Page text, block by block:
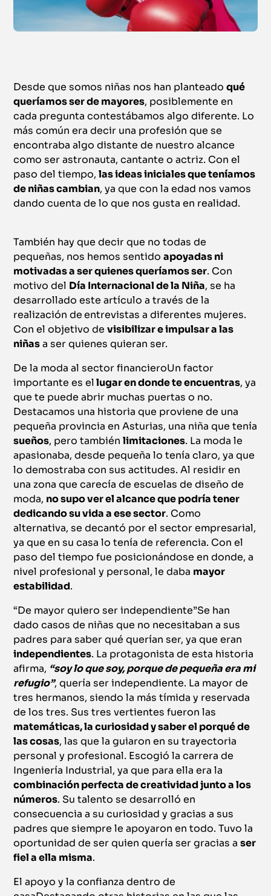
Desde que somos niñas nos han planteadoqué
queríamos ser de mayores, posiblemente en
cada pregunta contestábamos algo diferente. Lo
más común era decir una profesión que se
encontraba algo distante de nuestro alcance
como ser astronauta, cantante o actriz. Con el
paso del tiempo,las ideas iniciales que teníamos
de niñas cambian, ya que con la edad nos vamos
dando cuenta de lo que nos gusta en realidad.
También hay que decir que no todas de
pequeñas, nos hemos sentidoapoyadas ni
motivadas a ser quienes queríamos ser. Con
motivo del Día Internacional de la Niña, se ha
desarrollado este artículo a través de la
realización de entrevistas a diferentes mujeres.
Con el objetivo devisibilizar e impulsar a las
niñasa ser quienes quieran ser.
De la moda al sector financieroUn factor
importante es ellugar en donde te encuentras, ya
que te puede abrir muchas puertas o no.
Destacamos una historia que proviene de una
pequeña provincia en Asturias, una niña que tenía
sueños, pero tambiénlimitaciones. La moda le
apasionaba, desde pequeña lo tenía claro, ya que
lo demostraba con sus actitudes. Al residir en
una zona que carecía de escuelas de diseño de
moda, no supo ver el alcance que podría tener
dedicando su vida a ese sector. Como
alternativa, se decantó por el sector empresarial,
ya que en su casa lo tenía de referencia. Con el
paso del tiempo fue posicionándose en donde, a
nivel profesional y personal, le daba mayor
estabilidad.
“De mayor quiero ser independiente”Se han
dado casos de niñas que no necesitaban a sus
padres para saber qué querían ser, ya que eran
independientes. La protagonista de esta historia
afirma, “soy lo que soy, porque de pequeña era mi
refugio”, quería ser independiente. La mayor de
tres hermanos, siendo la más tímida y reservada
de los tres. Sus tres vertientes fueron las
matemáticas, la curiosidad y saber el porqué de
las cosas, las que la guiaron en su trayectoria
personal y profesional. Escogió la carrera de
Ingeniería Industrial, ya que para ella era la
combinación perfecta de creatividad junto a los
números. Su talento se desarrolló en
consecuencia a su curiosidad y gracias a sus
padres que siempre le apoyaron en todo. Tuvo la
oportunidad de ser quien quería ser gracias aser
fiel a ella misma.
El apoyo y la confianza dentro de